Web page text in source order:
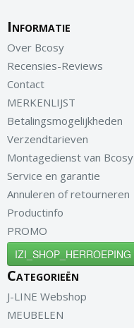
Informatie
Over Bcosy
Recensies-Reviews
Contact
MERKENLIJST
Betalingsmogelijkheden
Verzendtarieven
Montagedienst van Bcosy
Service en garantie
Annuleren of retourneren
Productinfo
PROMO
IZI_SHOP_HERROEPING
Categorieën
J-LINE Webshop
MEUBELEN